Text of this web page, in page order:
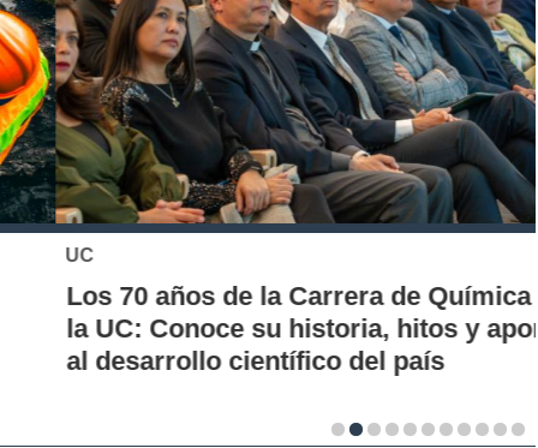
Los 70 años de la Carrera de Química de
la UC: Conoce su historia, hitos y aporte
al desarrollo científico del país